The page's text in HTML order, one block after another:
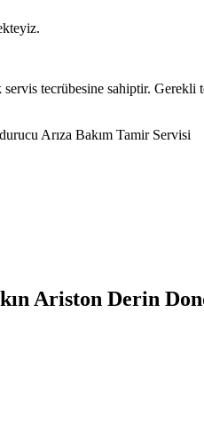
tecrübesine sahiptir.
Arıza Bakım Tamir Servisi
Ariston Derin